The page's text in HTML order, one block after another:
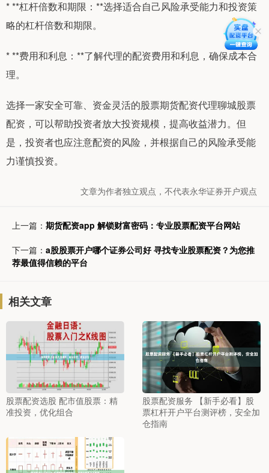
* **杠杆倍数和期限：**选择适合自己风险承受能力和投资策
略的杠杆倍数和期限。
* **费用和利息：**了解代理的配资费用和利息，确保成本合
理。
选择一家安全可靠、资金灵活的股票期货配资代理聊城股票
配资，可以帮助投资者放大投资规模，提高收益潜力。但
是，投资者也应注意配资的风险，并根据自己的风险承受能
力谨慎投资。
文章为作者独立观点，不代表永华证券开户观点
上一篇： 期货配资app 解锁财富密码：专业股票配资平台网站
下一篇： a股股票开户哪个证券公司好 寻找专业股票配资？为您推
荐最值得信赖的平台
相关文章
股票配资选股 配市值股票：精
准投资，优化组合
股票配资服务 【新手必看】股
票杠杆开户平台测评榜，安全加
仓指南